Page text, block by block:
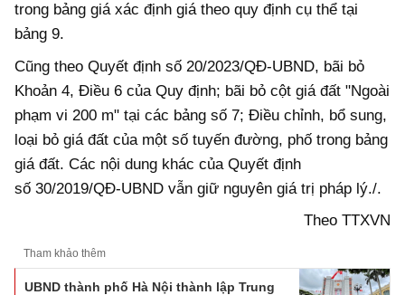
trong bảng giá xác định giá theo quy định cụ thể tại
bảng 9.
Cũng theo Quyết định số 20/2023/QĐ-UBND, bãi bỏ
Khoản 4, Điều 6 của Quy định; bãi bỏ cột giá đất "Ngoài
phạm vi 200 m" tại các bảng số 7; Điều chỉnh, bổ sung,
loại bỏ giá đất của một số tuyến đường, phố trong bảng
giá đất. Các nội dung khác của Quyết định
số 30/2019/QĐ-UBND vẫn giữ nguyên giá trị pháp lý./.
Theo TTXVN
Tham khảo thêm
UBND thành phố Hà Nội thành lập Trung